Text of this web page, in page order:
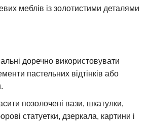
меблів із золотистими деталями
доречно використовувати
пастельних відтінків або
позолочені вази, шкатулки,
статуетки, дзеркала, картини і